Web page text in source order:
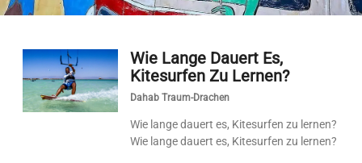
Wie Lange Dauert Es,
Kitesurfen Zu Lernen?
Dahab Traum-Drachen
Wie lange dauert es, Kitesurfen zu lernen?
Wie lange dauert es, Kitesurfen zu lernen?